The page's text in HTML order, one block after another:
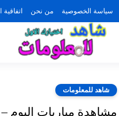
سياسة الخصوصية من نحن
شاهد للمعلومات
مشاهدة مباريات اليوم